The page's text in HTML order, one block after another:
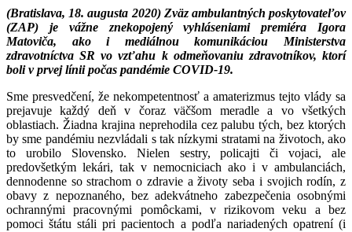
(Bratislava, 18. augusta 2020) Zväz ambulantných poskytovateľov
(ZAP) je vážne znekopojený vyhláseniami premiéra Igora
Matoviča, ako i mediálnou komunikáciou Ministerstva
zdravotníctva SR vo vzťahu k odmeňovaniu zdravotníkov, ktorí
boli v prvej línii počas pandémie COVID-19.
Sme presvedčení, že nekompetentnosť a amaterizmus tejto vlády sa
prejavuje každý deň v čoraz väčšom meradle a vo všetkých
oblastiach. Žiadna krajina neprehodila cez palubu tých, bez ktorých
by sme pandémiu nezvládali s tak nízkymi stratami na životoch, ako
to urobilo Slovensko. Nielen sestry, policajti či vojaci, ale
predovšetkým lekári, tak v nemocniciach ako i v ambulanciách,
dennodenne so strachom o zdravie a životy seba i svojich rodín, z
obavy z nepoznaného, bez adekvátneho zabezpečenia osobnými
ochrannými pracovnými pomôckami, v rizikovom veku a bez
pomoci štátu stáli pri pacientoch a podľa nariadených opatrení (i